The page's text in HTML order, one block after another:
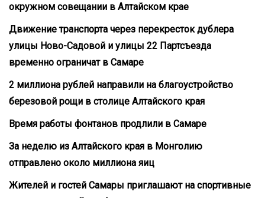
окружном совещании в Алтайском крае
Движение транспорта через перекресток дублера
улицы Ново-Садовой и улицы 22 Партсъезда
временно ограничат в Самаре
2 миллиона рублей направили на благоустройство
березовой рощи в столице Алтайского края
Время работы фонтанов продлили в Самаре
За неделю из Алтайского края в Монголию
отправлено около миллиона яиц
Жителей и гостей Самары приглашают на спортивные